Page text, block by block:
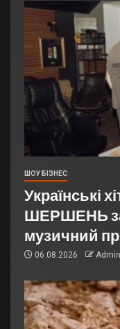
ШОУ БІЗНЕС
Українські
ШЕРШЕНЬ
музичний
06.08.2026 Admin